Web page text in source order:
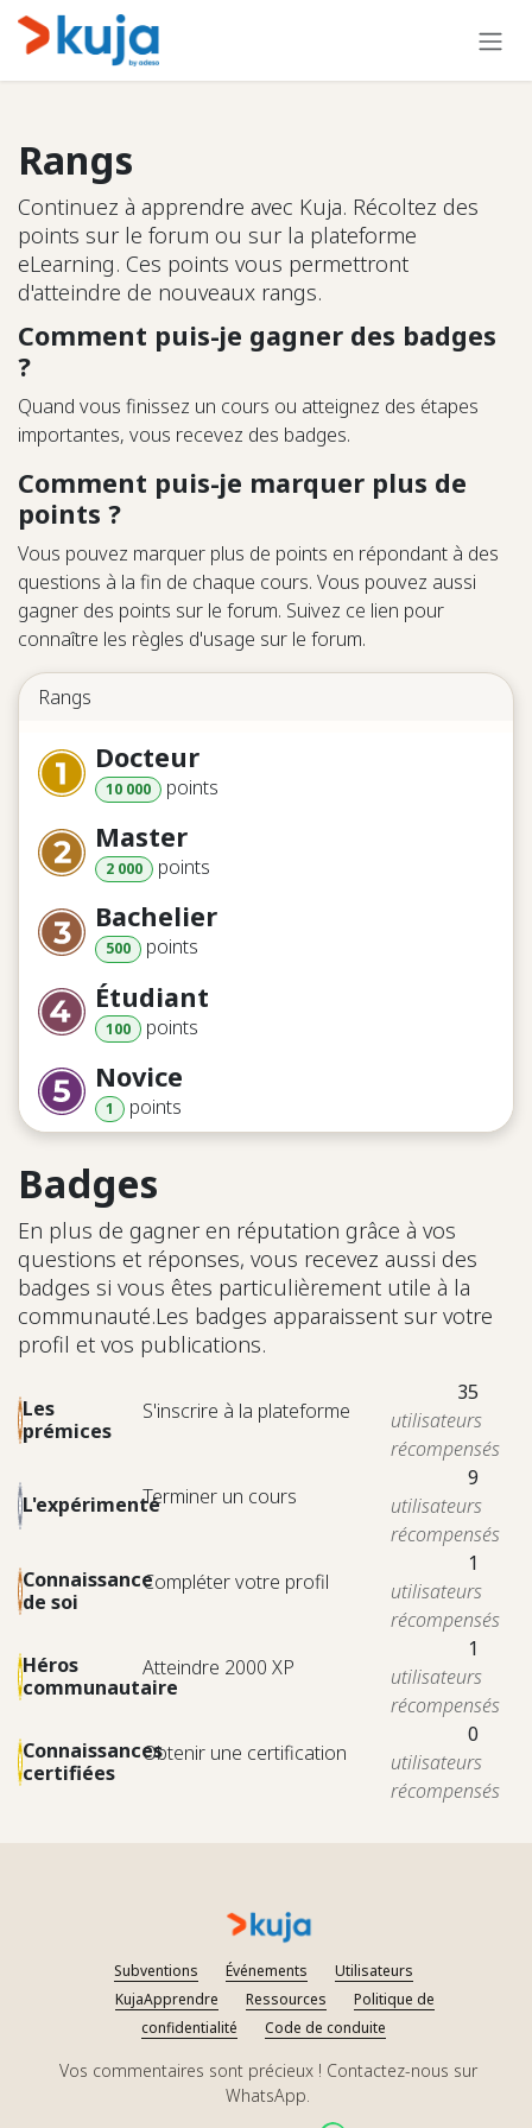
Se rendre au contenu
Rangs
Continuez à apprendre avec Kuja. Récoltez des
points sur le forum ou sur la plateforme
eLearning. Ces points vous permettront
d'atteindre de nouveaux rangs.
Comment puis-je gagner des badges
?
Quand vous finissez un cours ou atteignez des étapes
importantes, vous recevez des badges.
Comment puis-je marquer plus de
points ?
Vous pouvez marquer plus de points en répondant à des
questions à la fin de chaque cours. Vous pouvez aussi
gagner des points sur le forum. Suivez ce lien pour
connaître les règles d'usage sur le forum.
Rangs
Docteur
10 000 points
Master
2 000 points
Bachelier
500 points
Étudiant
100 points
Novice
1 points
Badges
En plus de gagner en réputation grâce à vos
questions et réponses, vous recevez aussi des
badges si vous êtes particulièrement utile à la
communauté.Les badges apparaissent sur votre
profil et vos publications.
Les
prémices
S'inscrire à la plateforme
35
utilisateurs
récompensés
L'expérimentéTerminer un cours
9
utilisateurs
récompensés
Connaissance
de soi
Compléter votre profil
1
utilisateurs
récompensés
Héros
communautaire
Atteindre 2000 XP
1
utilisateurs
récompensés
Connaissances
certifiées
Obtenir une certification
0
utilisateurs
récompensés
Subventions Événements
Utilisateurs
KujaApprendre
Ressources
Politique de
confidentialité
Code de conduite
Vos commentaires sont précieux ! Contactez-nous sur
WhatsApp.